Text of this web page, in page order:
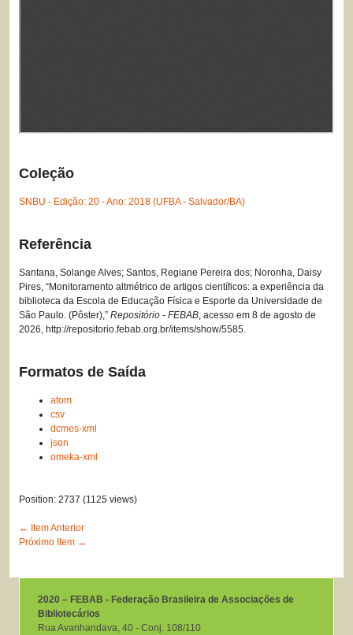
Coleção
SNBU - Edição: 20 - Ano: 2018 (UFBA - Salvador/BA)
Referência
Santana, Solange Alves; Santos, Regiane Pereira dos; Noronha, Daisy
Pires, “Monitoramento altmétrico de artigos científicos: a experiência da
biblioteca da Escola de Educação Física e Esporte da Universidade de
São Paulo. (Pôster),” Repositório - FEBAB, acesso em 8 de agosto de
2026, http://repositorio.febab.org.br/items/show/5585.
Formatos de Saída
atom
csv
dcmes-xml
json
omeka-xml
Position: 2737 (1125 views)
← Item Anterior
Próximo Item →
2020 – FEBAB - Federação Brasileira de Associações de
Bibliotecários
Rua Avanhandava, 40 ‐ Conj. 108/110